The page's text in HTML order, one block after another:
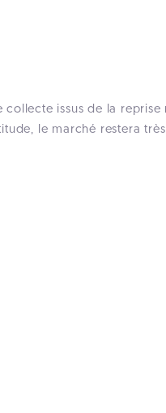
issus de la reprise
le marché restera très